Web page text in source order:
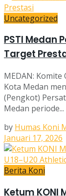
Uncategorized
PSTI Medan
Target
MEDAN:
Kota Medan
(Pengkot)
Medan periode...
by Humas Koni
Januari 17, 2026
Berita Koni
Ketum KONI